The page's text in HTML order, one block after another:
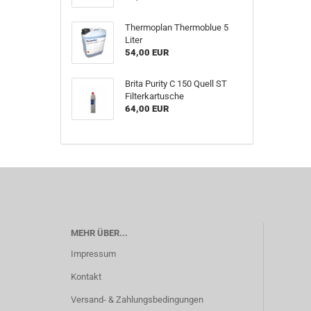
Thermoplan Thermoblue 5
Liter
54,00 EUR
Brita Purity C 150 Quell ST
Filterkartusche
64,00 EUR
MEHR ÜBER...
Impressum
Kontakt
Versand- & Zahlungsbedingungen